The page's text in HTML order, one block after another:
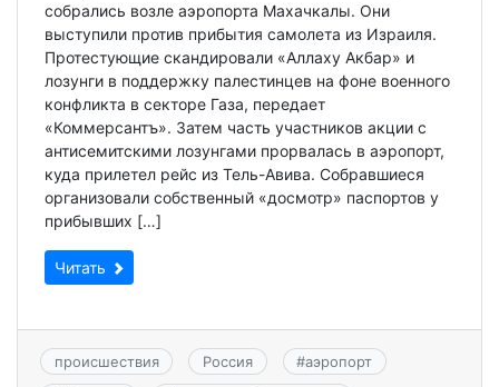
собрались возле аэропорта Махачкалы. Они
выступили против прибытия самолета из Израиля.
Протестующие скандировали «Аллаху Акбар» и
лозунги в поддержку палестинцев на фоне военного
конфликта в секторе Газа, передает
«Коммерсантъ». Затем часть участников акции с
антисемитскими лозунгами прорвалась в аэропорт,
куда прилетел рейс из Тель-Авива. Собравшиеся
организовали собственный «досмотр» паспортов у
прибывших […]
Читать
происшествия Россия #аэропорт